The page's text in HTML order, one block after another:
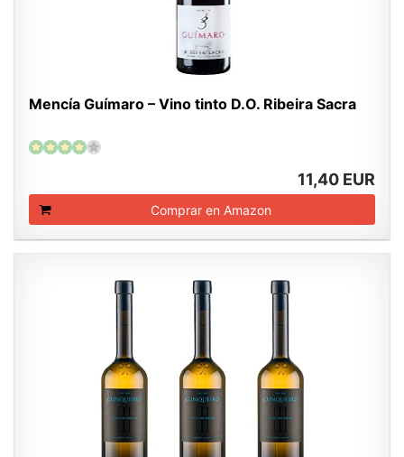
Mencía Guímaro – Vino tinto D.O. Ribeira Sacra
11,40 EUR
Comprar en Amazon